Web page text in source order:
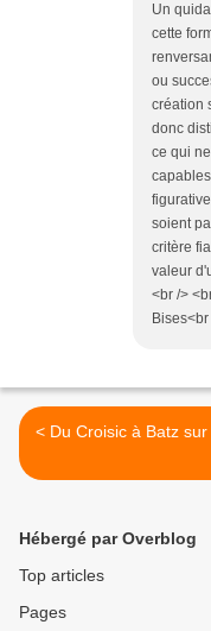
Un
cette
ou
création
donc
ce qui
soient
critère
valeur
<br />
< Du Croisic à Batz
Hébergé par Overblog
Top articles
Pages